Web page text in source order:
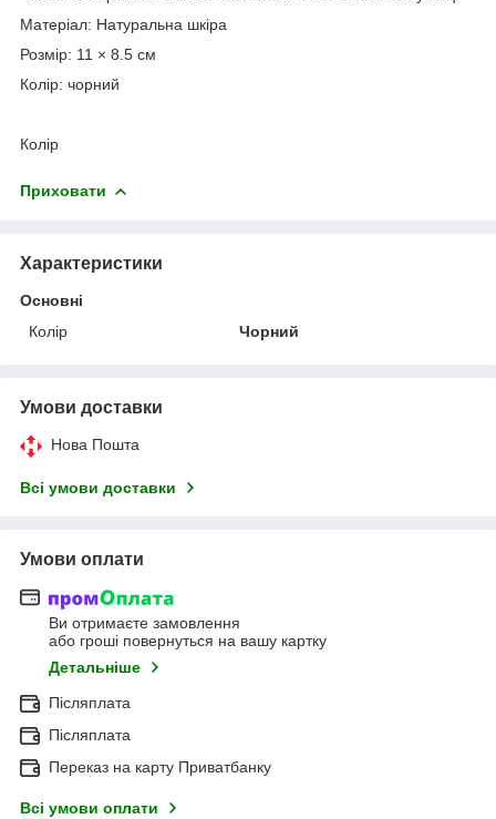
Матеріал: Натуральна шкіра
Розмір: 11 × 8.5 см
Колір: чорний
Колір
Приховати
Характеристики
Основні
Колір
Чорний
Умови доставки
Нова Пошта
Всі умови доставки
Умови оплати
Ви отримаєте замовлення
або гроші повернуться на вашу картку
Детальніше
Післяплата
Післяплата
Переказ на карту Приватбанку
Всі умови оплати